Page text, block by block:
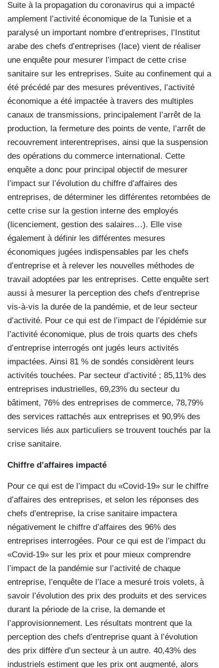
Suite à la propagation du coronavirus qui a impacté
amplement l’activité économique de la Tunisie et a
paralysé un important nombre d’entreprises, l’Institut
arabe des chefs d’entreprises (Iace) vient de réaliser
une enquête pour mesurer l’impact de cette crise
sanitaire sur les entreprises. Suite au confinement qui a
été précédé par des mesures préventives, l’activité
économique a été impactée à travers des multiples
canaux de transmissions, principalement l’arrêt de la
production, la fermeture des points de vente, l’arrêt de
recouvrement interentreprises, ainsi que la suspension
des opérations du commerce international. Cette
enquête a donc pour principal objectif de mesurer
l’impact sur l’évolution du chiffre d’affaires des
entreprises, de déterminer les différentes retombées de
cette crise sur la gestion interne des employés
(licenciement, gestion des salaires…). Elle vise
également à définir les différentes mesures
économiques jugées indispensables par les chefs
d’entreprise et à relever les nouvelles méthodes de
travail adoptées par les entreprises. Cette enquête sert
aussi à mesurer la perception des chefs d’entreprise
vis-à-vis la durée de la pandémie, et de leur secteur
d’activité. Pour ce qui est de l’impact de l’épidémie sur
l’activité économique, plus de trois quarts des chefs
d’entreprise interrogés ont jugés leurs activités
impactées. Ainsi 81 % de sondés considèrent leurs
activités touchées. Par secteur d’activité ; 85,11% des
entreprises industrielles, 69,23% du secteur du
bâtiment, 76% des entreprises de commerce, 78,79%
des services rattachés aux entreprises et 90,9% des
services liés aux particuliers se trouvent touchés par la
crise sanitaire.
Chiffre d’affaires impacté
Pour ce qui est de l’impact du «Covid-19» sur le chiffre
d’affaires des entreprises, et selon les réponses des
chefs d’entreprise, la crise sanitaire impactera
négativement le chiffre d’affaires des 96% des
entreprises interrogées. Pour ce qui est de l’impact du
«Covid-19» sur les prix et pour mieux comprendre
l’impact de la pandémie sur l’activité de chaque
entreprise, l’enquête de l’Iace a mesuré trois volets, à
savoir l’évolution des prix des produits et des services
durant la période de la crise, la demande et
l’approvisionnement. Les résultats montrent que la
perception des chefs d’entreprise quant à l’évolution
des prix diffère d’un secteur à un autre. 40,43% des
industriels estiment que les prix ont augmenté, alors